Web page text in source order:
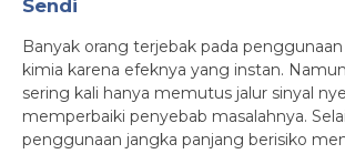
Sendi
Banyak orang terjebak pada
kimia karena efeknya yang instan.
sering kali hanya memutus jalur sinyal
memperbaiki penyebab masalahnya.
penggunaan jangka panjang berisiko